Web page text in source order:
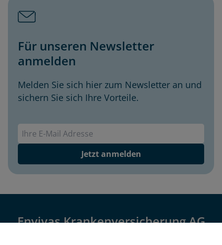
Für unseren Newsletter
anmelden
Melden Sie sich hier zum Newsletter an und
sichern Sie sich Ihre Vorteile.
Jetzt anmelden
Envivas Krankenversicherung AG